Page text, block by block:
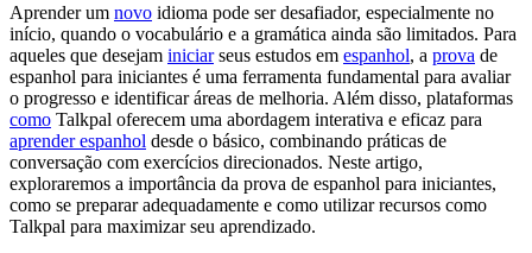
Aprender um novo idioma pode ser desafiador, especialmente no
início, quando o vocabulário e a gramática ainda são limitados. Para
aqueles que desejam iniciarseus estudos em espanhol, a prova de
espanhol para iniciantes é uma ferramenta fundamental para avaliar
o progresso e identificar áreas de melhoria. Além disso, plataformas
como Talkpal oferecem uma abordagem interativa e eficaz para
aprender espanhol desde o básico, combinando práticas de
conversação com exercícios direcionados. Neste artigo,
exploraremos a importância da prova de espanhol para iniciantes,
como se preparar adequadamente e como utilizar recursos como
Talkpal para maximizar seu aprendizado.